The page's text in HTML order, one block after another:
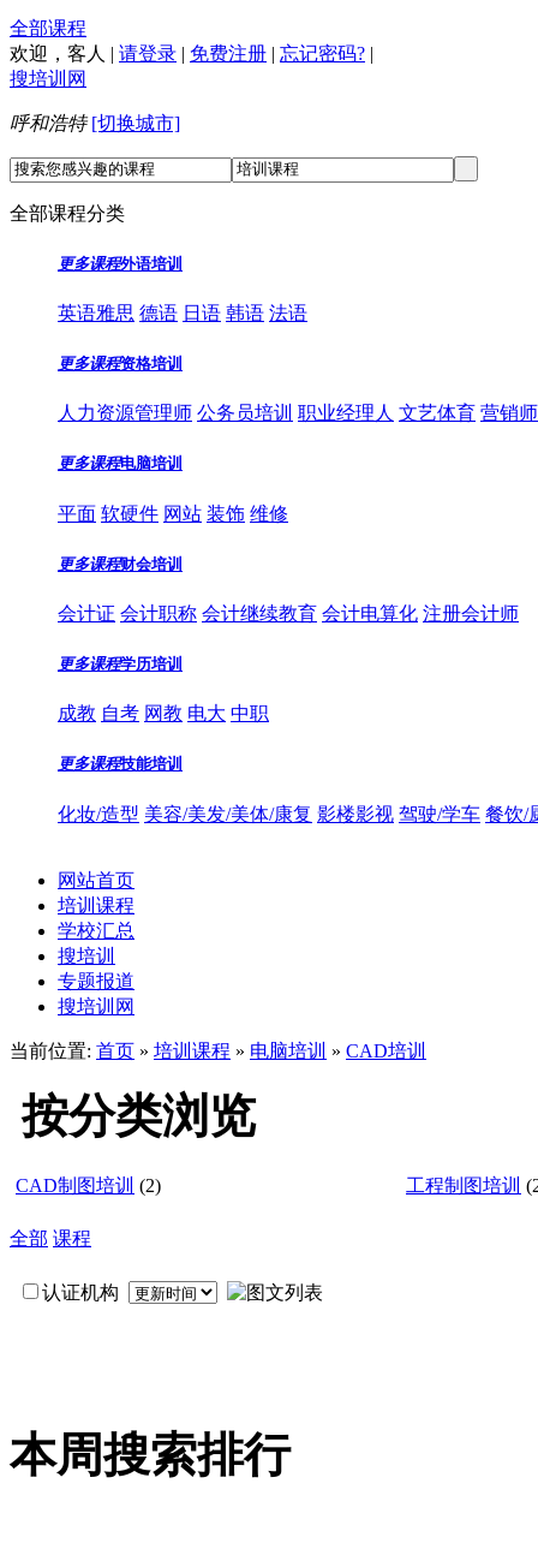
全部课程
欢迎， 客人 | 请登录 | 免费注册 | 忘记密码? |
搜培训网
呼和浩特 [切换城市]
全部课程分类
更多课程外语培训
英语雅思 德语 日语 韩语 法语
更多课程资格培训
人力资源管理师 公务员培训 职业经理人 文艺体育 营销
更多课程电脑培训
平面 软硬件 网站 装饰 维修
更多课程财会培训
会计证 会计职称 会计继续教育 会计电算化 注册会计师
更多课程学历培训
成教 自考 网教 电大 中职
更多课程技能培训
化妆/造型 美容/美发/美体/康复 影楼影视 驾驶/学车 餐饮/
网站首页
培训课程
学校汇总
搜培训
专题报道
搜培训网
当前位置: 首页 » 培训课程 » 电脑培训 » CAD培训
按分类浏览
CAD制图培训 (2) 工程制图培训
全部 课程
认证机构
本周搜索排行